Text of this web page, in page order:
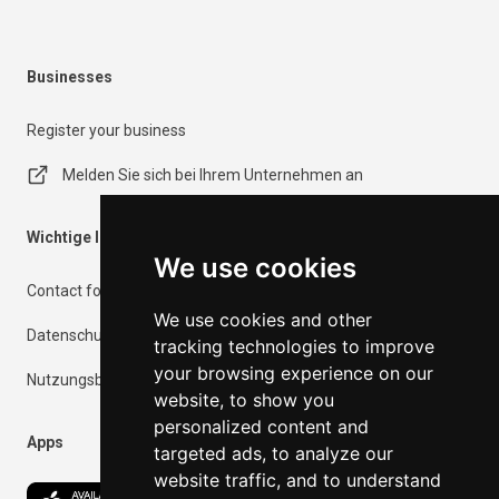
We use cookies
We use cookies and other
tracking technologies to improve
your browsing experience on our
website, to show you
personalized content and
targeted ads, to analyze our
website traffic, and to understand
Businesses
Register your business
Melden Sie sich bei Ihrem Unternehmen an
Wichtige Informationen
Contact form
Datenschutzrichtlinie
Nutzungsbedingungen
Apps